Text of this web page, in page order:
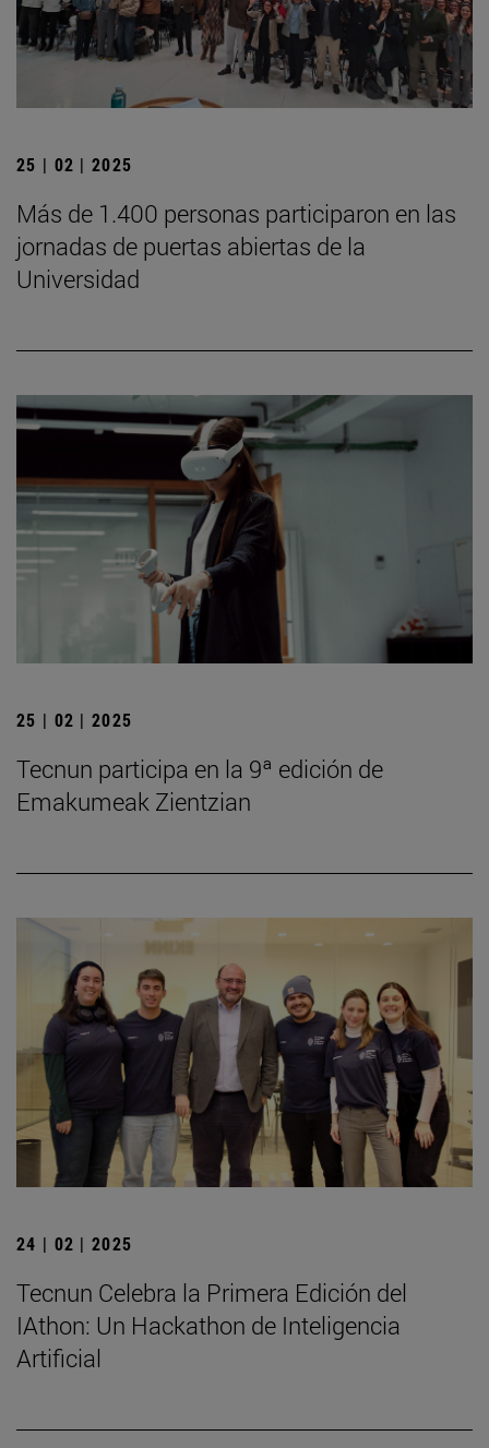
25 | 02 | 2025
Más de 1.400 personas participaron en las
jornadas de puertas abiertas de la
Universidad
25 | 02 | 2025
Tecnun participa en la 9ª edición de
Emakumeak Zientzian
24 | 02 | 2025
Tecnun Celebra la Primera Edición del
IAthon: Un Hackathon de Inteligencia
Artificial